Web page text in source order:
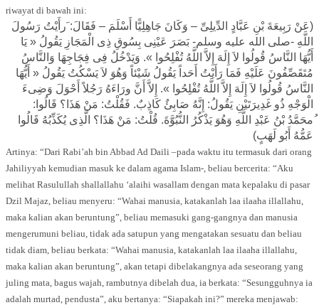
riwayat di bawah ini:
(عَنْ رَبِيعَةَ بْنِ عَبَّادٍ الدِّيلِىِّ – وَكَانَ جَاهِلِيًّا أَسْلَمَ – فَقَالَ: َرأَيْتُ رَسُولَ
اللَّهِ -صلى الله عليه وسلم- بَصَرَ عَيْنِى بِسُوقِ ذِى الْمَجَازِ يَقُولُ « يَا
أَيُّهَا النَّاسُ قُولُوا لاَ إِلَهَ إِلاَّ اللَّهُ تُفْلِحُوا ». وَيَدْخُلُ فِى فِجَاجِهَا وَالنَّاسُ
مُتَقَصِّفُونَ عَلَيْهِ فَمَا رَأَيْتُ أَحَداً يَقُولُ شَيْئاً وَهُوَ لاَ يَسْكُتُ يَقُولُ « أَيُّهَا
النَّاسُ قُولُوا لاَ إِلَهَ إِلاَّ اللَّهُ تُفْلِحُوا ». إِلاَّ أَنَّ ورَاءَهُ رَجُلاً أَحْوَلَ وَضِىءَ
الْوَجْهِ ذُو غَدِيرَتَيْنِ يَقُولُ: إِنَّهُ صَابِئٌ كَاذِبٌ. فَقُلْتُ: مَنْ هَذَا؟ قَالُوا:
ُمحَمَّدُ بْنُ عَبْدِ اللَّهِ وَهُوَ يَذْكُرُ النُّبُوَّةَ. قُلْتُ: مَنْ هَذَا؟ الَّذِى يُكَذِّبُهُ قَالُوا
عَمُّهُ أَبُو لَهَبٍ)
Artinya: “Dari Rabi’ah bin Abbad Ad Daili –pada waktu itu termasuk dari orang
Jahiliyyah kemudian masuk ke dalam agama Islam-, beliau bercerita: “Aku
melihat Rasulullah shallallahu ‘alaihi wasallam dengan mata kepalaku di pasar
Dzil Majaz, beliau menyeru: “Wahai manusia, katakanlah laa ilaaha illallahu,
maka kalian akan beruntung”, beliau memasuki gang-gangnya dan manusia
mengerumuni beliau, tidak ada satupun yang mengatakan sesuatu dan beliau
tidak diam, beliau berkata: “Wahai manusia, katakanlah laa ilaaha illallahu,
maka kalian akan beruntung”, akan tetapi dibelakangnya ada seseorang yang
juling mata, bagus wajah, rambutnya dibelah dua, ia berkata: “Sesungguhnya ia
adalah murtad, pendusta”, aku bertanya: “Siapakah ini?” mereka menjawab: